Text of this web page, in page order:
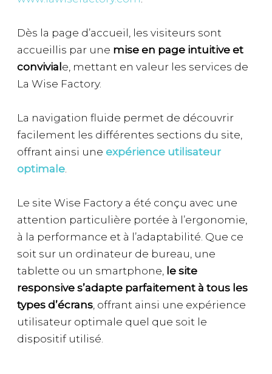
Dès la page d’accueil, les visiteurs sont
accueillis par une mise en page intuitive et
conviviale, mettant en valeur les services de
La Wise Factory.
La navigation fluide permet de découvrir
facilement les différentes sections du site,
offrant ainsi uneexpérience utilisateur
optimale
Le site Wise Factory a été conçu avec une
attention particulière portée à l’ergonomie,
à la performance et à l’adaptabilité. Que ce
soit sur un ordinateur de bureau, une
tablette ou un smartphone, le site
responsive s’adapte parfaitement à tous les
types d’écrans , offrant ainsi une expérience
utilisateur optimale quel que soit le
dispositif utilisé.